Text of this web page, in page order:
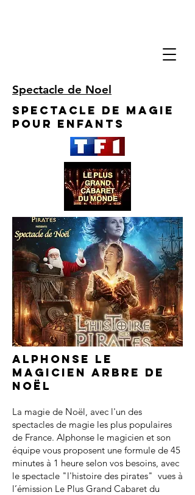
Spectacle de Noel
Spectacle de Magie
pour enfants
Alphonse le
magicien arbre de
noël
La magie de Noël, avec l'un des
spectacles de magie les plus populaires
de France. Alphonse le magicien et son
équipe vous proposent une formule de 45
minutes à 1 heure selon vos besoins, avec
le spectacle "l'histoire des pirates" vues à
l’émission Le Plus Grand Cabaret du